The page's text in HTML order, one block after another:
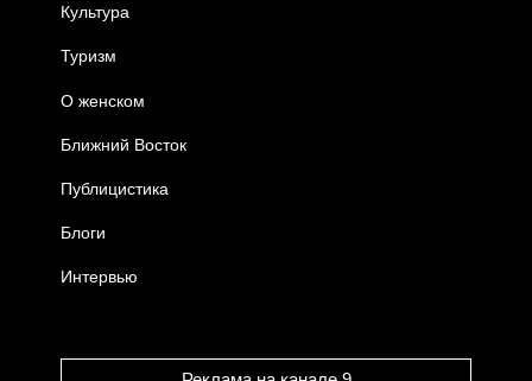
Культура
Туризм
О женском
Ближний Восток
Публицистика
Блоги
Интервью